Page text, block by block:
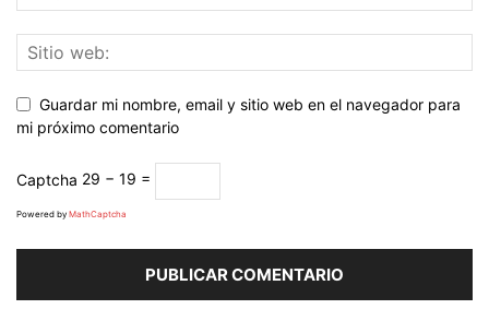
Guardar mi nombre, email y sitio web en el navegador para
mi próximo comentario
Captcha 29 − 19 =
Powered by MathCaptcha